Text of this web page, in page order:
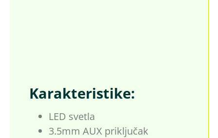
Karakteristike:
LED svetla
3.5mm AUX priključak